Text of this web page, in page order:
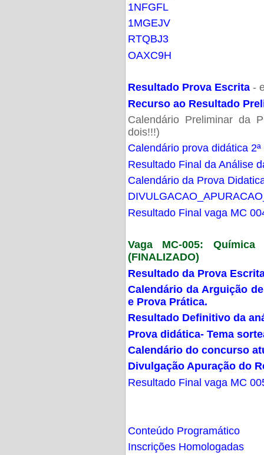
1NFGFL
1MGEJV
RTQBJ3
OAXC9H
Resultado Prova Escrita -
Recurso ao Resultado
Calendário Preliminar da
dois!!!)
Calendário prova didática
Resultado Final da Análise
Calendário da Prova
Resultado Final vaga MC
Vaga MC-005:
(FINALIZADO)
Resultado da Prova
Calendário da Arguição
e Prova Prática.
Resultado Definitivo da
Prova didática- Tema
Calendário do concurso
Divulgação Apuração do
Resultado Final vaga MC
Conteúdo Programático
Inscrições Homologadas